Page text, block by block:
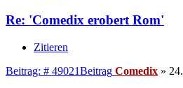
Re: 'Comedix erobert Rom'
Zitieren
Beitrag: # 49021Beitrag Comedix »